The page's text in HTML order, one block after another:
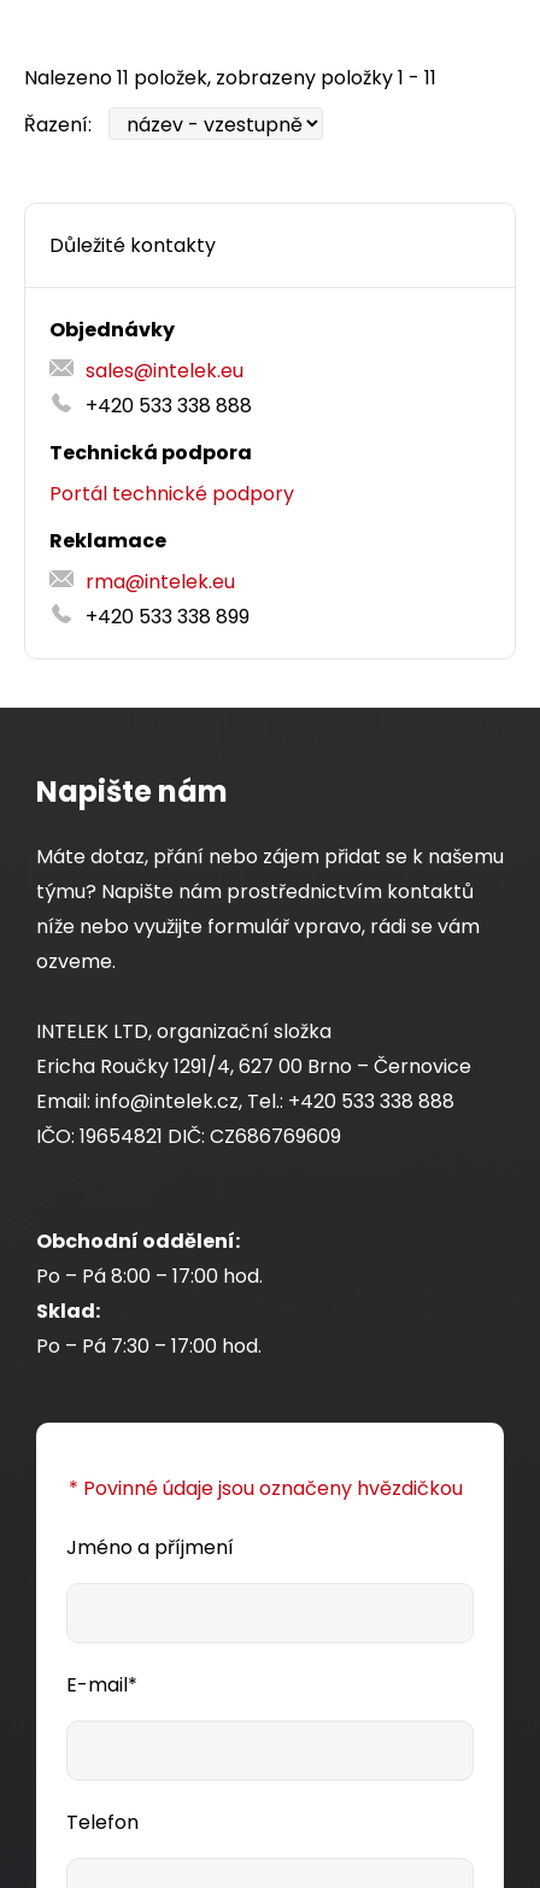
Důležité kontakty
Objednávky
sales@intelek.eu
+420 533 338 888
Technická podpora
Portál technické podpory
Reklamace
rma@intelek.eu
+420 533 338 899
Nalezeno 11 položek, zobrazeny položky 1 - 11
Řazení:
Napište nám
Máte dotaz, přání nebo zájem přidat se k našemu
týmu? Napište nám prostřednictvím kontaktů
níže nebo využijte formulář vpravo, rádi se vám
ozveme.
INTELEK LTD, organizační složka
Ericha Roučky 1291/4, 627 00 Brno – Černovice
Email: info@intelek.cz, Tel.: +420 533 338 888
IČO: 19654821 DIČ: CZ686769609
Obchodní oddělení:
Po – Pá 8:00 – 17:00 hod.
Sklad:
Po – Pá 7:30 – 17:00 hod.
* Povinné údaje jsou označeny hvězdičkou
Jméno a příjmení
E-mail*
Telefon